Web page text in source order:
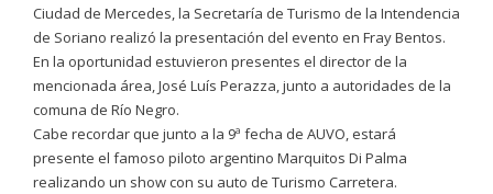
Ciudad de Mercedes, la Secretaría de Turismo de la Intendencia
de Soriano realizó la presentación del evento en Fray Bentos.
En la oportunidad estuvieron presentes el director de la
mencionada área, José Luís Perazza, junto a autoridades de la
comuna de Río Negro.
Cabe recordar que junto a la 9ª fecha de AUVO, estará
presente el famoso piloto argentino Marquitos Di Palma
realizando un show con su auto de Turismo Carretera.